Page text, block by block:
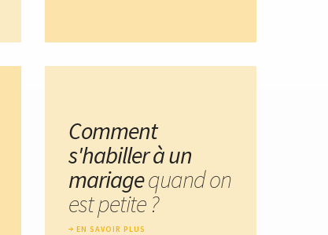
Comment
s'habiller à un
mariagequand on
est petite ?
EN SAVOIR PLUS